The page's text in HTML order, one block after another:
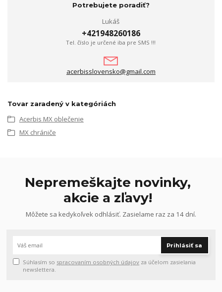
Potrebujete poradiť?
Lukáš
+421948260186
Tel. číslo je určené iba pre SMS !!!
acerbisslovensko@gmail.com
Tovar zaradený v kategóriách
Acerbis MX oblečenie
MX chrániče
Nepremeškajte novinky,
akcie a zľavy!
Môžete sa kedykoľvek odhlásiť. Zasielame raz za 14 dní.
Prihlásiť sa
Súhlasím so spracovaním osobných údajov za účelom zasielania
newslettera.